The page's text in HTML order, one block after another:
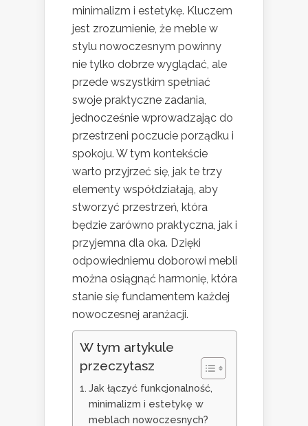
minimalizm i estetykę. Kluczem
jest zrozumienie, że meble w
stylu nowoczesnym powinny
nie tylko dobrze wyglądać, ale
przede wszystkim spełniać
swoje praktyczne zadania,
jednocześnie wprowadzając do
przestrzeni poczucie porządku i
spokoju. W tym kontekście
warto przyjrzeć się, jak te trzy
elementy współdziałają, aby
stworzyć przestrzeń, która
będzie zarówno praktyczna, jak i
przyjemna dla oka. Dzięki
odpowiedniemu doborowi mebli
można osiągnąć harmonię, która
stanie się fundamentem każdej
nowoczesnej aranżacji.
W tym artykule
przeczytasz
Jak łączyć funkcjonalność,
minimalizm i estetykę w
meblach nowoczesnych?